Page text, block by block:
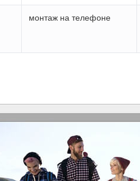
монтаж на телефоне